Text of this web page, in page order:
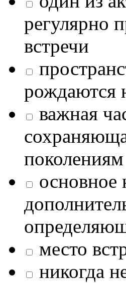
регулярно
встречи
рождаются
важная
поколениям
основное
место
никогда